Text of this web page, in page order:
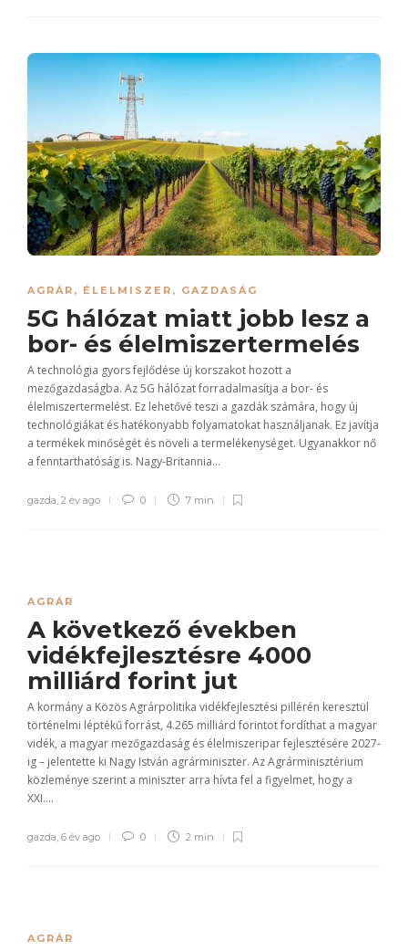
AGRÁR , ÉLELMISZER , GAZDASÁG
5G hálózat miatt jobb lesz a
bor- és élelmiszertermelés
A technológia gyors fejlődése új korszakot hozott a
mezőgazdaságba. Az 5G hálózat forradalmasítja a bor- és
élelmiszertermelést. Ez lehetővé teszi a gazdák számára, hogy új
technológiákat és hatékonyabb folyamatokat használjanak. Ez javítja
a termékek minőségét és növeli a termelékenységet. Ugyanakkor nő
a fenntarthatóság is. Nagy-Britannia...
gazda 2 év ago 0 7 min
AGRÁR
A következő években
vidékfejlesztésre 4000
milliárd forint jut
A kormány a Közös Agrárpolitika vidékfejlesztési pillérén keresztül
történelmi léptékű forrást, 4.265 milliárd forintot fordíthat a magyar
vidék, a magyar mezőgazdaság és élelmiszeripar fejlesztésére 2027-
ig – jelentette ki Nagy István agrárminiszter. Az Agrárminisztérium
közleménye szerint a miniszter arra hívta fel a figyelmet, hogy a
XXI....
gazda, 6 év ago 0 2 min
AGRÁR